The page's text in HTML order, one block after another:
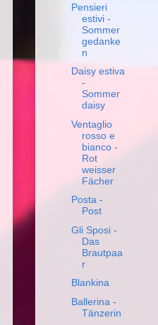
Pensieri
estivi -
Sommer
gedanke
n
Daisy estiva
-
Sommer
daisy
Ventaglio
rosso e
bianco -
Rot
weisser
Fächer
Posta -
Post
Gli Sposi -
Das
Brautpaa
r
Blankina
Ballerina -
Tänzerin